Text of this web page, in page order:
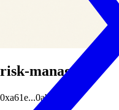
risk-manager
0xa61e...0abd